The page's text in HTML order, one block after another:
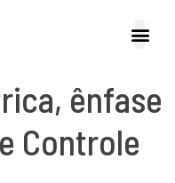
ênfase
Controle